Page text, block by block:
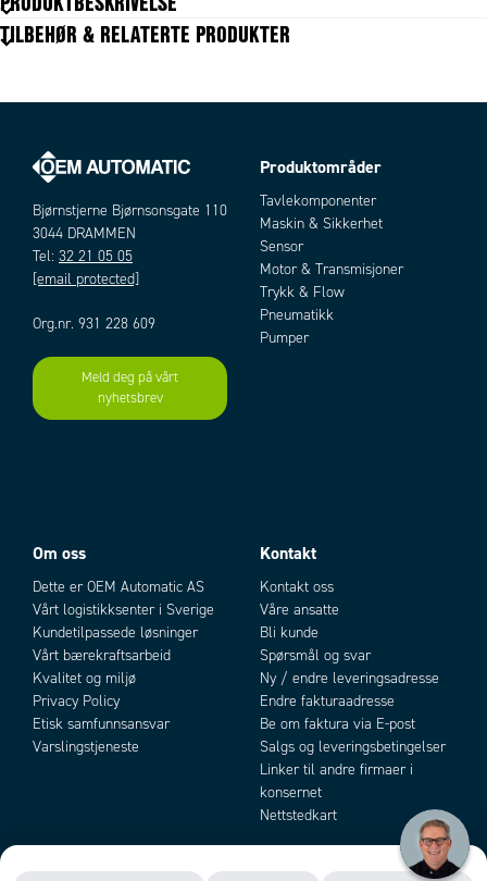
Slangediameter utv.
Tilkobling M10x1
Temperaturområde til 80 °C
Trykkområde min.
Trykkområde maks. 20 bar
Forpakningsstørrelse
TILBEHØR & RELATERTE PRODUKTER
Add to existing cart row
Bjørnstjerne Bjørnsonsgate 110
3044 DRAMMEN
Tel: 32 21 05 05
[email protected]
Org.nr. 931 228 609
Meld deg på vårt
nyhetsbrev
Produktområder
Tavlekomponenter
Maskin & Sikkerhet
Sensor
Motor & Transmisjoner
Trykk & Flow
Pneumatikk
Pumper
Om oss
Dette er OEM Automatic AS
Vårt logistikksenter i Sverige
Kundetilpassede løsninger
Vårt bærekraftsarbeid
Kvalitet og miljø
Privacy Policy
Etisk samfunnsansvar
Varslingstjeneste
Kontakt
Kontakt oss
Våre ansatte
Bli kunde
Spørsmål og svar
Ny / endre leveringsadresse
Endre fakturaadresse
Be om faktura via E-post
Salgs og leveringsbetingelser
Linker til andre firmaer i
konsernet
Nettstedkart